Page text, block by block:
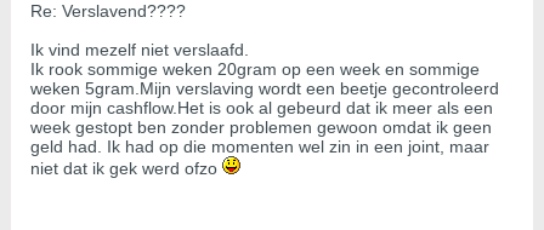
Re: Verslavend????
Ik vind mezelf niet verslaafd.
Ik rook sommige weken 20gram op een week en sommige
weken 5gram.Mijn verslaving wordt een beetje gecontroleerd
door mijn cashflow.Het is ook al gebeurd dat ik meer als een
week gestopt ben zonder problemen gewoon omdat ik geen
geld had. Ik had op die momenten wel zin in een joint, maar
niet dat ik gek werd ofzo